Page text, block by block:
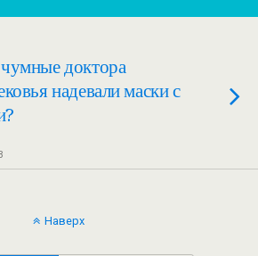
доктора
надевали маски с
Наверх